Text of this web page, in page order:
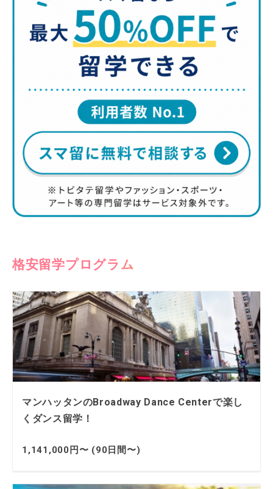
格安留学プログラム
マンハッタンのBroadway Dance Centerで楽し
くダンス留学！
1,141,000円〜 (90日間〜)